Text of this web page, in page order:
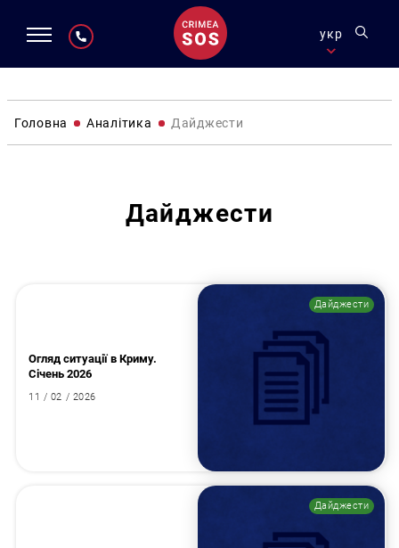
укр
Головна Аналітика Дайджести
Дайджести
Дайджести
Огляд ситуації в Криму.
Січень 2026
11 / 02 / 2026
Дайджести